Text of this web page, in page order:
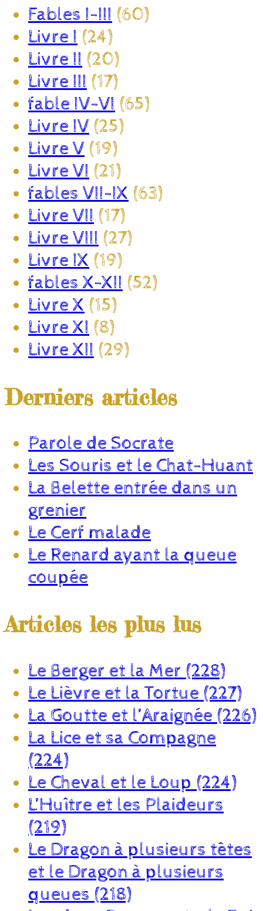
Fables I-III (60)
Livre I (24)
Livre II (20)
Livre III (17)
fable IV-VI (65)
Livre IV (25)
Livre V (19)
Livre VI (21)
fables VII-IX (63)
Livre VII (17)
Livre VIII (27)
Livre IX (19)
fables X-XII (52)
Livre X (15)
Livre XI (8)
Livre XII (29)
Derniers articles
Parole de Socrate
Les Souris et le Chat-Huant
La Belette entrée dans un
grenier
Le Cerf malade
Le Renard ayant la queue
coupée
Articles les plus lus
Le Berger et la Mer (228)
Le Lièvre et la Tortue (227)
La Goutte et l’Araignée (226)
La Lice et sa Compagne
(224)
Le Cheval et le Loup (224)
L’Huître et les Plaideurs
(219)
Le Dragon à plusieurs têtes
et le Dragon à plusieurs
queues (218)